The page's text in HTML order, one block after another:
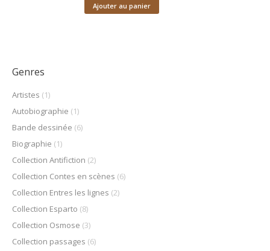
Ajouter au panier
Genres
Artistes (1)
Autobiographie (1)
Bande dessinée (6)
Biographie (1)
Collection Antifiction (2)
Collection Contes en scènes (6)
Collection Entres les lignes (2)
Collection Esparto (8)
Collection Osmose (3)
Collection passages (6)